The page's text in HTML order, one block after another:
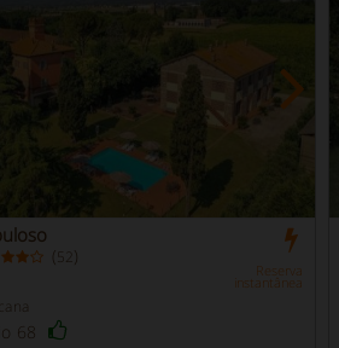
( 52 )
Reserva
instantânea
68